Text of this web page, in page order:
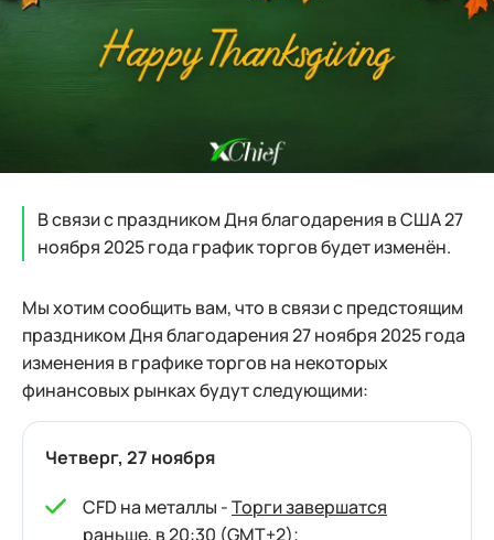
В связи с праздником Дня благодарения в США 27
ноября 2025 года график торгов будет изменён.
Мы хотим сообщить вам, что в связи с предстоящим
праздником Дня благодарения 27 ноября 2025 года
изменения в графике торгов на некоторых
финансовых рынках будут следующими:
Четверг, 27 ноября
CFD на металлы -Торги завершатся
раньше, в 20:30 (GMT+2);